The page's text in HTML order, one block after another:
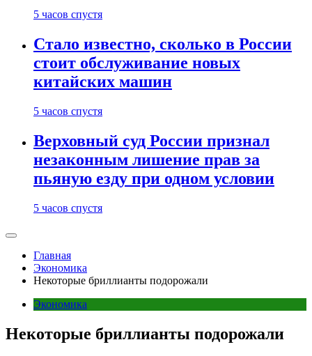
5 часов спустя
Стало известно, сколько в России
стоит обслуживание новых
китайских машин
5 часов спустя
Верховный суд России признал
незаконным лишение прав за
пьяную езду при одном условии
5 часов спустя
Главная
Экономика
Некоторые бриллианты подорожали
Экономика
Некоторые бриллианты подорожали